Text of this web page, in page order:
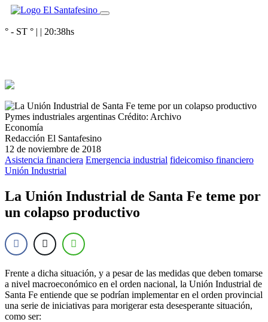
° - ST ° | | 20:38hs
Pymes industriales argentinas Crédito: Archivo
Economía
Redacción El Santafesino
12 de noviembre de 2018
Asistencia financiera Emergencia industrial fideicomiso financiero
Unión Industrial
La Unión Industrial de Santa Fe teme por
un colapso productivo
Frente a dicha situación, y a pesar de las medidas que deben tomarse
a nivel macroeconómico en el orden nacional, la Unión Industrial de
Santa Fe entiende que se podrían implementar en el orden provincial
una serie de iniciativas para morigerar esta desesperante situación,
como ser: